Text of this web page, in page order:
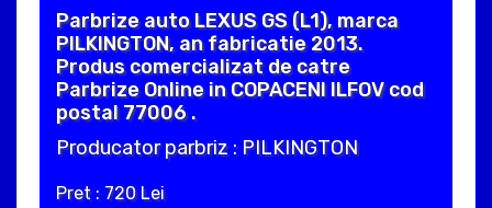
Parbrize auto LEXUS GS (L1), marca
PILKINGTON, an fabricatie 2013.
Produs comercializat de catre
Parbrize Online in COPACENI ILFOV cod
postal 77006 .
Producator parbriz : PILKINGTON
Pret : 720 Lei